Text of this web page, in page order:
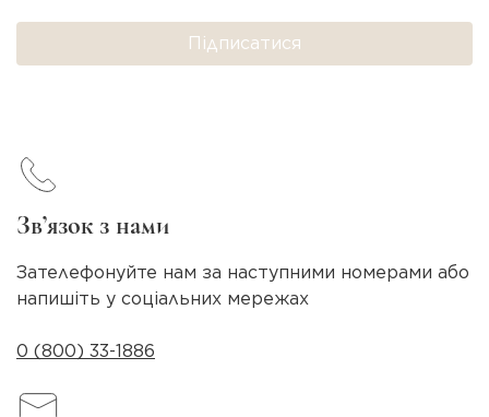
Підписатися
Зв’язок з нами
Зателефонуйте нам за наступними номерами або
напишіть у соціальних мережах
0 (800) 33-1886